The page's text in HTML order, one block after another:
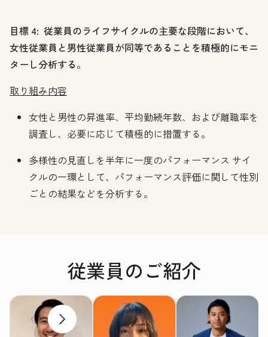
目標 4: 従業員のライフサイクルの主要な段階において、
女性従業員と男性従業員が同等であることを積極的にモニ
ターし分析する。
取り組み内容
女性と男性の昇進率、平均勤続年数、および離職率を
調査し、必要に応じて積極的に措置する。
多様性の見直しを半年に一度のパフォーマンス サイ
クルの一環として、パフォーマンス評価に関して性別
ごとの結果などを分析する。
従業員のご紹介
前へ 次へ